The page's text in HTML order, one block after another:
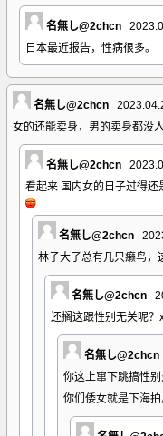
名無し@2chcn
日本最近报告，性病很多。
名無し@2chcn
女的还能卖身，男的卖身都没
名無し@2chcn
看起来 国内女的日子过得
名無し@2chcn
林子大了总有几只癞鸟，
名無し@2chcn
还搁这跟性别无关呢
名無し@2chcn
你这上窜下跳搞性
你们倭女就是下海拍